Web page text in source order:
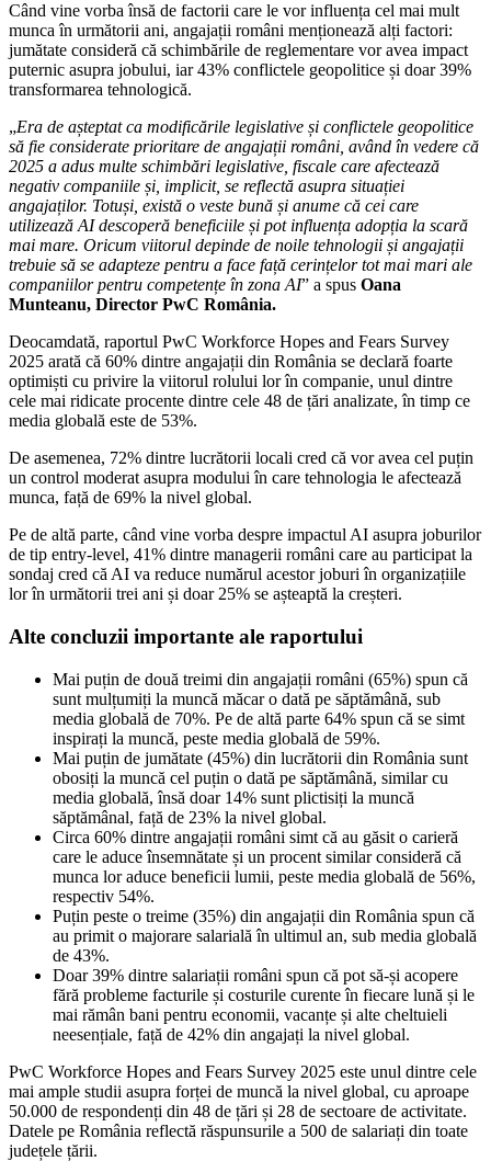
Când vine vorba însă de factorii care le vor influența cel mai mult
munca în următorii ani, angajații români menționează alți factori:
jumătate consideră că schimbările de reglementare vor avea impact
puternic asupra jobului, iar 43% conflictele geopolitice și doar 39%
transformarea tehnologică.
„Era de așteptat ca modificările legislative și conflictele geopolitice
să fie considerate prioritare de angajații români, având în vedere că
2025 a adus multe schimbări legislative, fiscale care afectează
negativ companiile și, implicit, se reflectă asupra situației
angajaților. Totuși, există o veste bună și anume că cei care
utilizează AI descoperă beneficiile și pot influența adopția la scară
mai mare. Oricum viitorul depinde de noile tehnologii și angajații
trebuie să se adapteze pentru a face față cerințelor tot mai mari ale
companiilor pentru competențe în zona AI” a spus Oana
Munteanu, Director PwC România.
Deocamdată, raportul PwC Workforce Hopes and Fears Survey
2025 arată că 60% dintre angajații din România se declară foarte
optimiști cu privire la viitorul rolului lor în companie, unul dintre
cele mai ridicate procente dintre cele 48 de țări analizate, în timp ce
media globală este de 53%.
De asemenea, 72% dintre lucrătorii locali cred că vor avea cel puțin
un control moderat asupra modului în care tehnologia le afectează
munca, față de 69% la nivel global.
Pe de altă parte, când vine vorba despre impactul AI asupra joburilor
de tip entry-level, 41% dintre managerii români care au participat la
sondaj cred că AI va reduce numărul acestor joburi în organizațiile
lor în următorii trei ani și doar 25% se așteaptă la creșteri.
Alte concluzii importante ale raportului
Mai puțin de două treimi din angajații români (65%) spun că
sunt mulțumiți la muncă măcar o dată pe săptămână, sub
media globală de 70%. Pe de altă parte 64% spun că se simt
inspirați la muncă, peste media globală de 59%.
Mai puțin de jumătate (45%) din lucrătorii din România sunt
obosiți la muncă cel puțin o dată pe săptămână, similar cu
media globală, însă doar 14% sunt plictisiți la muncă
săptămânal, față de 23% la nivel global.
Circa 60% dintre angajații români simt că au găsit o carieră
care le aduce însemnătate și un procent similar consideră că
munca lor aduce beneficii lumii, peste media globală de 56%,
respectiv 54%.
Puțin peste o treime (35%) din angajații din România spun că
au primit o majorare salarială în ultimul an, sub media globală
de 43%.
Doar 39% dintre salariații români spun că pot să-și acopere
fără probleme facturile și costurile curente în fiecare lună și le
mai rămân bani pentru economii, vacanțe și alte cheltuieli
neesențiale, față de 42% din angajați la nivel global.
PwC Workforce Hopes and Fears Survey 2025 este unul dintre cele
mai ample studii asupra forței de muncă la nivel global, cu aproape
50.000 de respondenți din 48 de țări și 28 de sectoare de activitate.
Datele pe România reflectă răspunsurile a 500 de salariați din toate
județele țării.